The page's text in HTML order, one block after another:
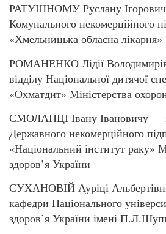
РАТУШНОМУ Руслану
Комунального некомерційного
«Хмельницька обласна лікарня»
РОМАНЕНКО Лідії
відділу Національної дитячої
«Охматдит» Міністерства
СМОЛАНЦІ Івану Івановичу —
Державного некомерційного
«Національний інститут раку»
здоров’я України
СУХАНОВІЙ Ауріці
кафедри Національного
здоров’я України імені